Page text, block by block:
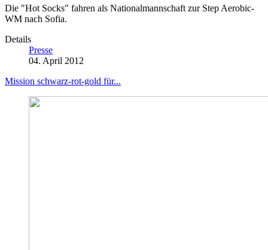
Die "Hot Socks" fahren als Nationalmannschaft zur Step Aerobic-
WM nach Sofia.
Details
Presse
04. April 2012
Mission schwarz-rot-gold für...